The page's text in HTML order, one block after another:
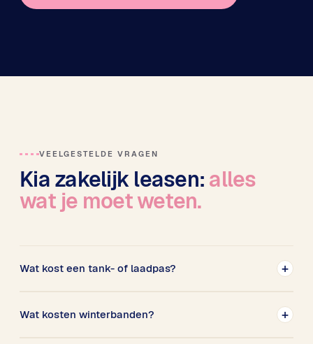
VEELGESTELDE VRAGEN
Kia zakelijk leasen: alles
wat je moet weten.
Wat kost een tank- of laadpas? +
Wat kosten winterbanden? +